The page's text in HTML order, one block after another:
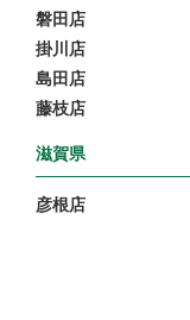
磐田店
掛川店
島田店
藤枝店
滋賀県
彦根店